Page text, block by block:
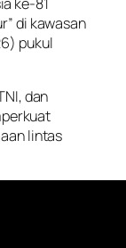
di kawasan
pukul
dan
lintas